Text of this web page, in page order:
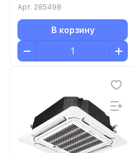
Арт. 285498
В корзину